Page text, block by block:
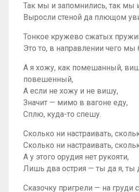
Так мы и запомнились, так мы
Выросли стеной да плющом
Тонкое кружево сжатых
Это то, в направлении чего мы
А я хожу, как помешанный,
повешенный,
А если не хожу и не вишу,
Значит — мимо в вагоне еду,
Сплю, куда-то спешу.
Сколько ни настраивать,
Сколько ни настраивать,
А у этого орудия нет рукояти,
Лишь два острия — ты да я, ты
Сказочку пригрели — на груди